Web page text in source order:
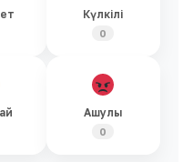
Күлкілі
0
Ашулы
0